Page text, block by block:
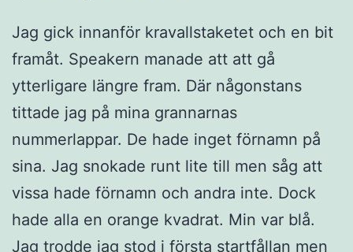
Jag gick innanför kravallstaketet och en bit
framåt. Speakern manade att att gå
ytterligare längre fram. Där någonstans
tittade jag på mina grannarnas
nummerlappar. De hade inget förnamn på
sina. Jag snokade runt lite till men såg att
vissa hade förnamn och andra inte. Dock
hade alla en orange kvadrat. Min var blå.
Jag trodde jag stod i första startfållan men